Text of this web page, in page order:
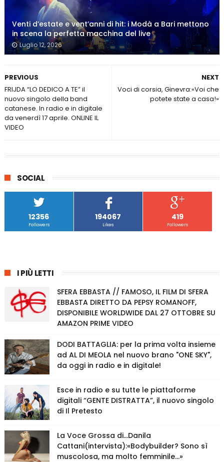
Venti d’estate e vent’anni di hit: i Modà a Bari mettono
in scena la perfetta macchina del live
Luglio 12, 2026
NEXT
Voci di corsia, Ginevra:«Voi che
potete state a casa!»
PREVIOUS
FRIJDA “LO DEDICO A TE” il
nuovo singolo della band
catanese. In radio e in digitale
da venerdì 17 aprile. ONLINE IL
VIDEO
SOCIAL
12356
Followers
194067
Likes
419
Followers
I PIÙ LETTI
SFERA EBBASTA // FAMOSO, IL FILM DI SFERA
EBBASTA DIRETTO DA PEPSY ROMANOFF,
DISPONIBILE WORLDWIDE DAL 27 OTTOBRE SU
AMAZON PRIME VIDEO
DODI BATTAGLIA: per la prima volta insieme
ad AL DI MEOLA nel nuovo brano "ONE SKY",
da oggi in radio e in digitale!
Esce in radio e su tutte le piattaforme
digitali “GENTE DISTRATTA”, il nuovo singolo
di Il Pretesto
La Voce Grossa di…Danila
Cattani(intervista):«Bodybuilder? Sono sì
muscolosa, ma molto femminile…»